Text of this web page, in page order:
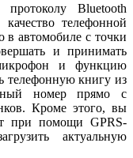
Bluetooth
качество телефонной
в автомобиле с точки
и принимать
и функцию
телефонную книгу из
номер прямо с
Кроме этого, вы
при помощи GPRS-
актуальную